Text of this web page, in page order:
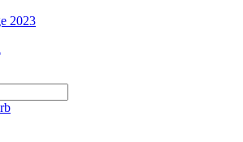
2023